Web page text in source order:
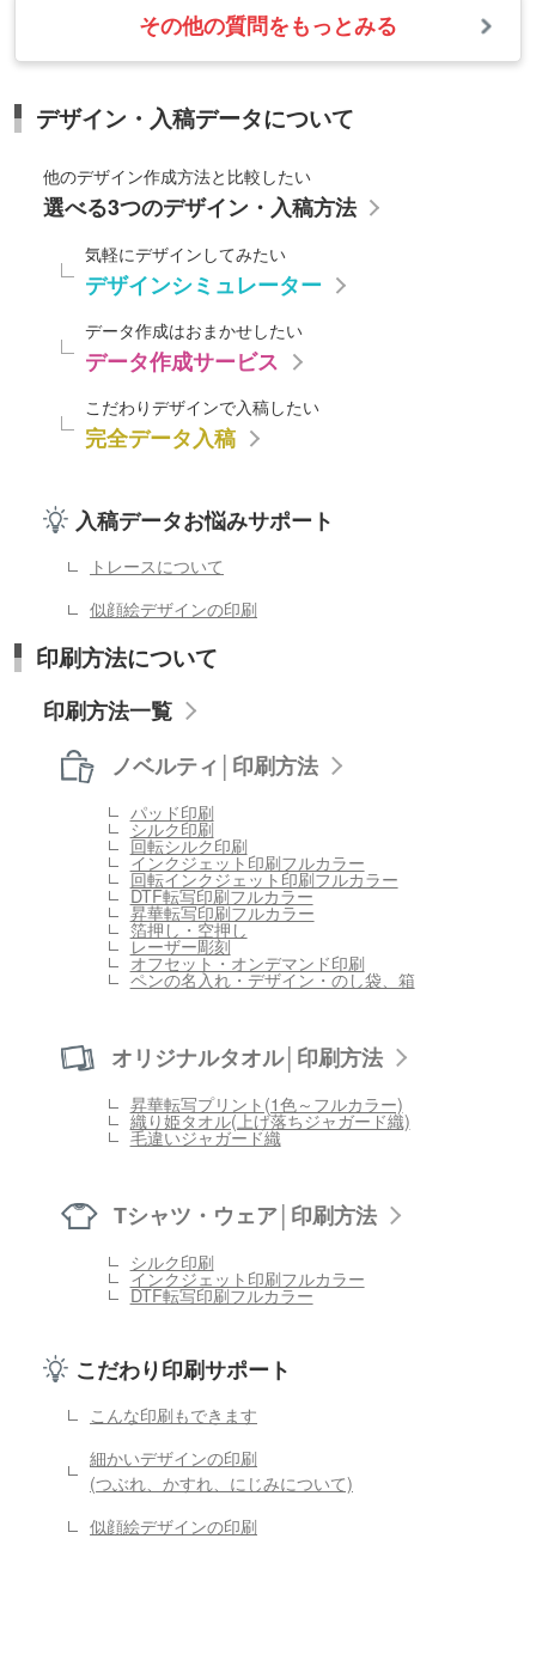
その他の質問をもっとみる
デザイン・入稿データについて
他のデザイン作成方法と比較したい
選べる3つのデザイン・入稿方法
気軽にデザインしてみたい
デザインシミュレーター
データ作成はおまかせしたい
データ作成サービス
こだわりデザインで入稿したい
完全データ入稿
入稿データお悩みサポート
トレースについて
似顔絵デザインの印刷
印刷方法について
印刷方法一覧
ノベルティ│印刷方法
パッド印刷
シルク印刷
回転シルク印刷
インクジェット印刷フルカラー
回転インクジェット印刷フルカラー
DTF転写印刷フルカラー
昇華転写印刷フルカラー
箔押し・空押し
レーザー彫刻
オフセット・オンデマンド印刷
ペンの名入れ・デザイン・のし袋、箱
オリジナルタオル│印刷方法
昇華転写プリント(1色～フルカラー)
織り姫タオル(上げ落ちジャガード織)
毛違いジャガード織
Tシャツ・ウェア│印刷方法
シルク印刷
インクジェット印刷フルカラー
DTF転写印刷フルカラー
こだわり印刷サポート
こんな印刷もできます
細かいデザインの印刷
(つぶれ、かすれ、にじみについて)
似顔絵デザインの印刷